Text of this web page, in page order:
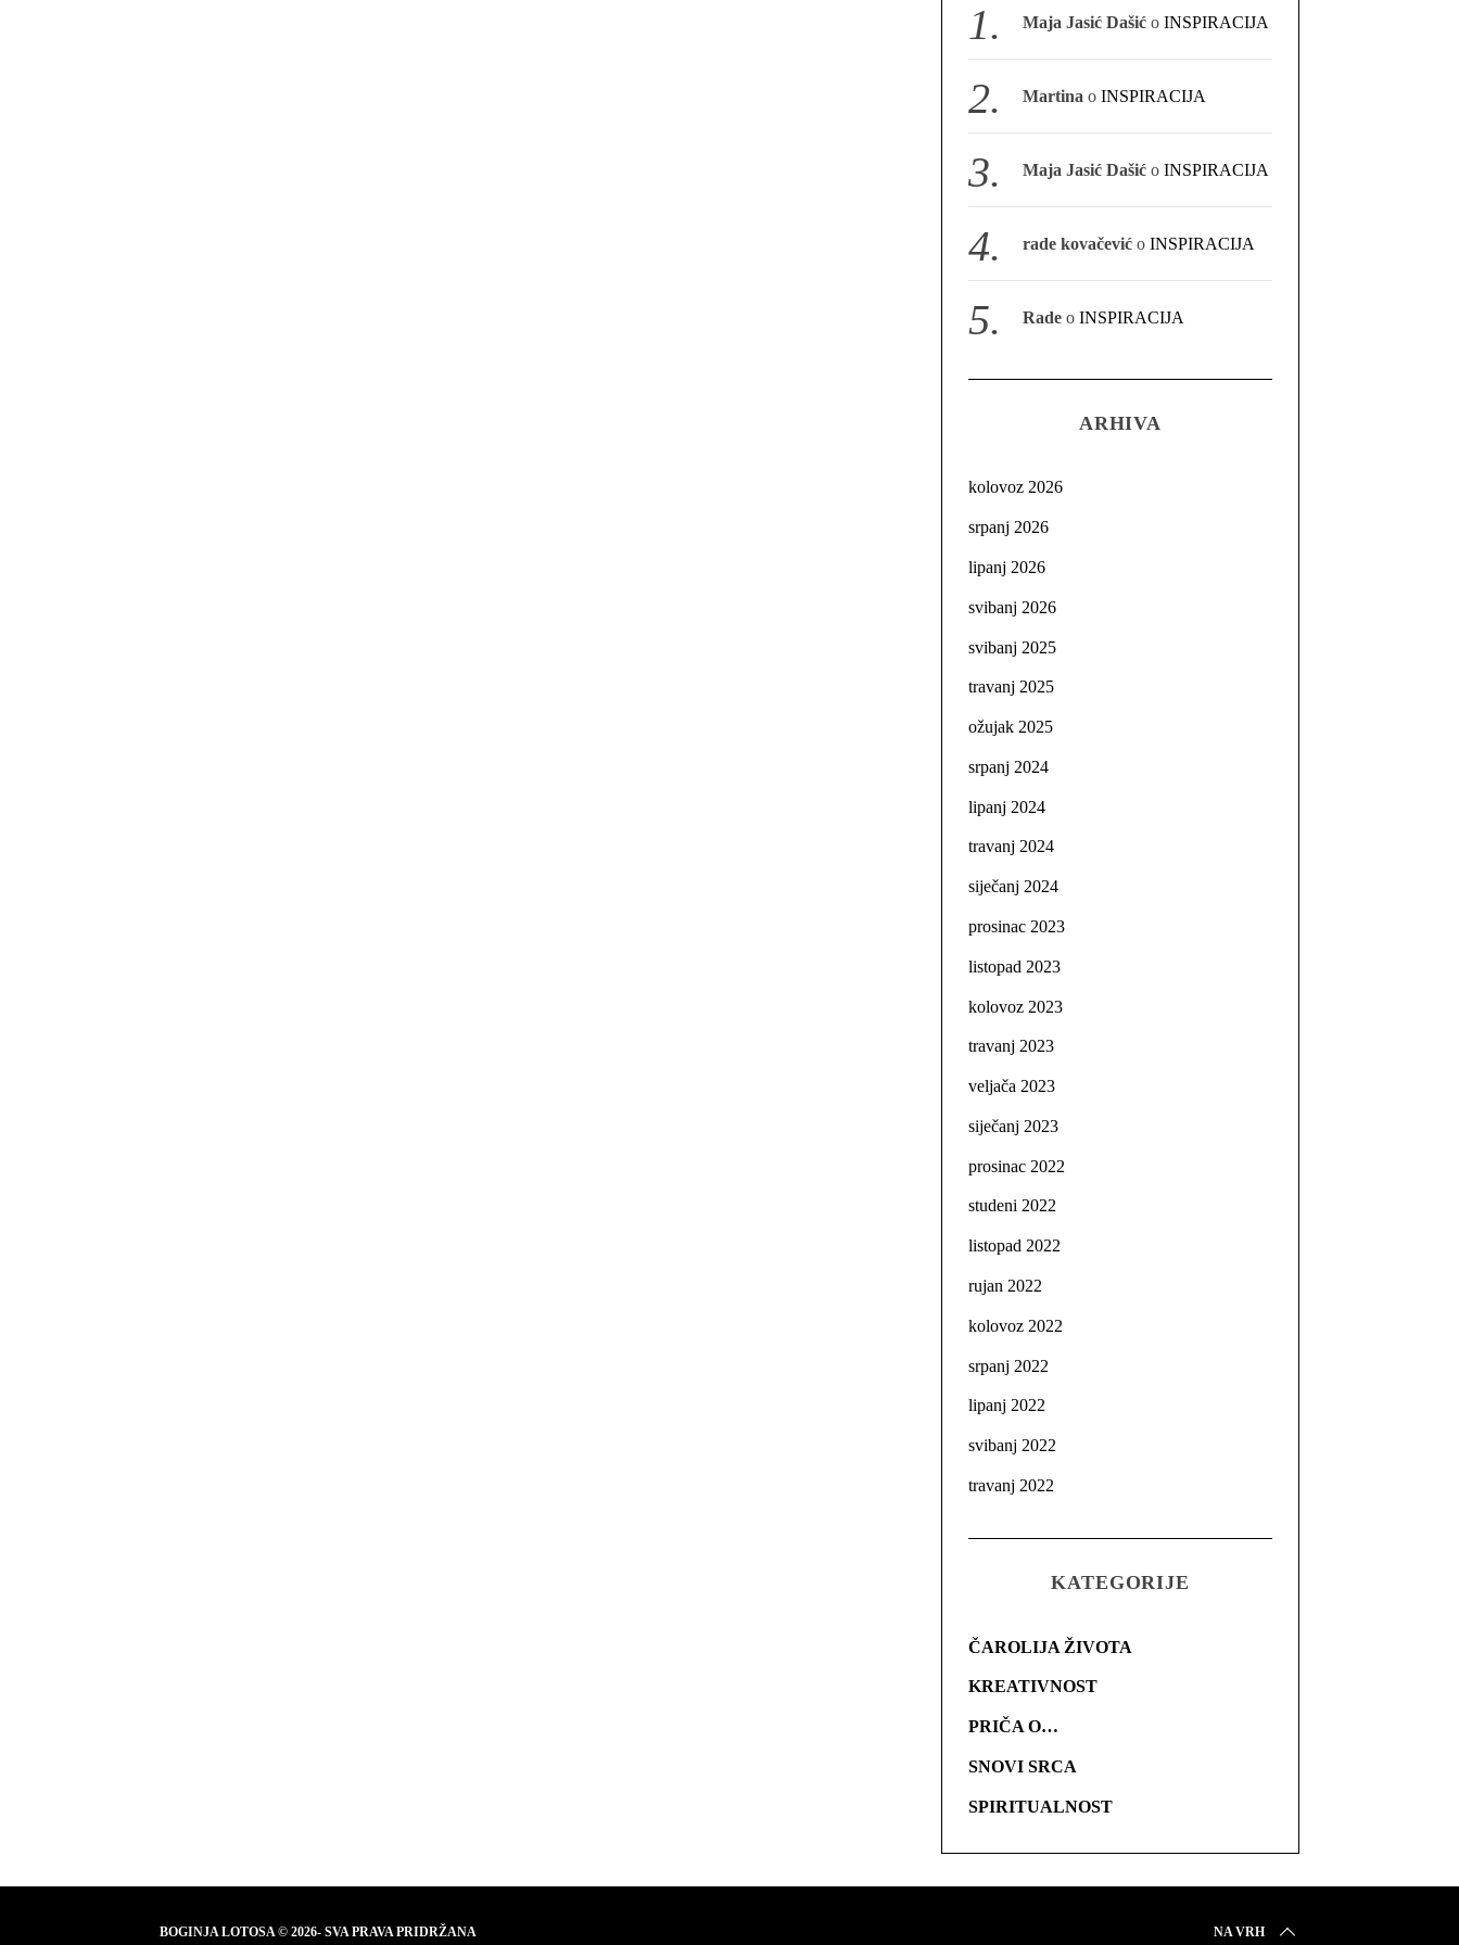
Maja Jasić Dašić oINSPIRACIJA
Martina oINSPIRACIJA
Maja Jasić Dašić oINSPIRACIJA
rade kovačević oINSPIRACIJA
Rade oINSPIRACIJA
ARHIVA
kolovoz 2026
srpanj 2026
lipanj 2026
svibanj 2026
svibanj 2025
travanj 2025
ožujak 2025
srpanj 2024
lipanj 2024
travanj 2024
siječanj 2024
prosinac 2023
listopad 2023
kolovoz 2023
travanj 2023
veljača 2023
siječanj 2023
prosinac 2022
studeni 2022
listopad 2022
rujan 2022
kolovoz 2022
srpanj 2022
lipanj 2022
svibanj 2022
travanj 2022
KATEGORIJE
ČAROLIJA ŽIVOTA
KREATIVNOST
PRIČA O…
SNOVI SRCA
SPIRITUALNOST
BOGINJA LOTOSA © 2026- SVA PRAVA PRIDRŽANA NA VRH